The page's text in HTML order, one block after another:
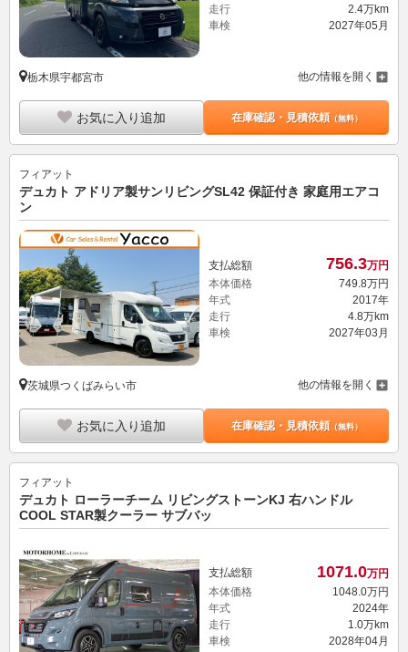
走行
2.4万km
車検
2027年05月
栃木県宇都宮市 他の情報を開く
お気に入り追加 在庫確認・見積依頼（無料）
フィアット
デュカト アドリア製サンリビングSL42 保証付き 家庭用エアコ
ン
支払総額 756.3万円
本体価格
749.8万円
年式
2017年
走行
4.8万km
車検
2027年03月
茨城県つくばみらい市 他の情報を開く
お気に入り追加 在庫確認・見積依頼（無料）
フィアット
デュカト ローラーチーム リビングストーンKJ 右ハンドル
COOL STAR製クーラー サブバッ
支払総額 1071.0万円
本体価格
1048. 0万円
年式
2024年
走行
1.0万km
車検
2028年04月